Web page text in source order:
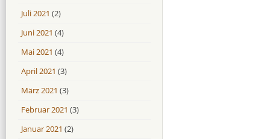
Juli 2021 (2)
Juni 2021 (4)
Mai 2021 (4)
April 2021 (3)
März 2021 (3)
Februar 2021 (3)
Januar 2021 (2)